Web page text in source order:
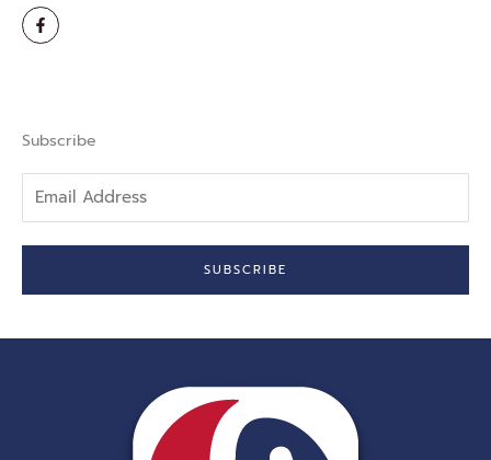
F
a
c
-
f
Subscribe
Address
SUBSCRIBE